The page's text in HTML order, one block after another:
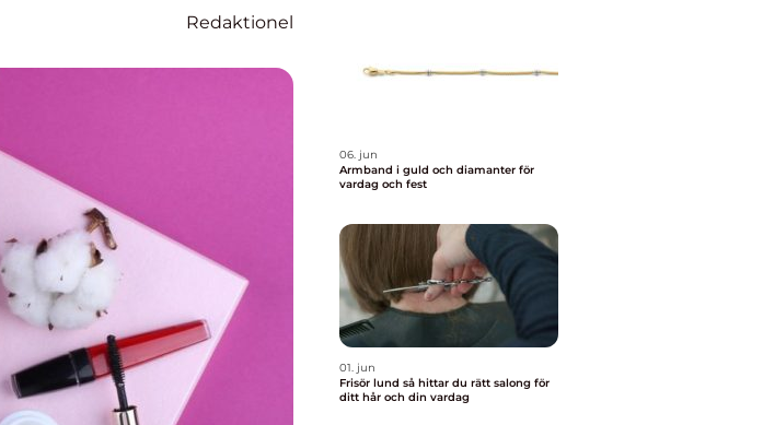
Redaktionel
06. jun
Armband i guld och diamanter för
vardag och fest
01. jun
Frisör lund så hittar du rätt salong för
ditt hår och din vardag